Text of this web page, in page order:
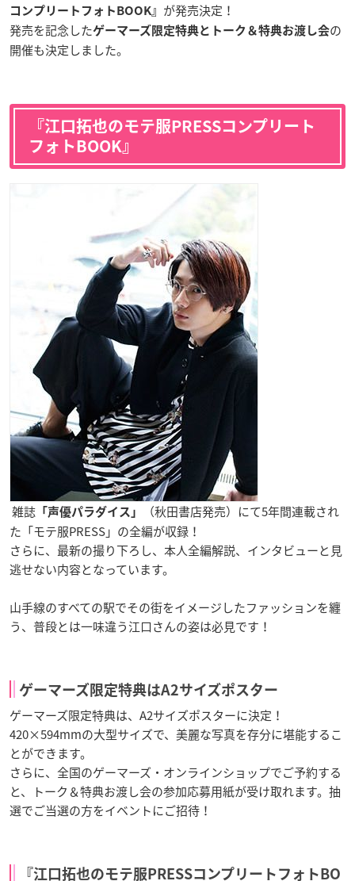
コンプリートフォトBOOK』 が発売決定！
発売を記念したゲーマーズ限定特典とトーク＆特典お渡し会の
開催も決定しました。
『江口拓也のモテ服PRESSコンプリート
フォトBOOK』
雑誌 「声優パラダイス」
（秋田書店発売）にて5年間連載され
た「モテ服PRESS」の全編が収録！
さらに、最新の撮り下ろし、本人全編解説、インタビューと見
逃せない内容となっています。
山手線のすべての駅でその街をイメージしたファッションを纏
う、普段とは一味違う江口さんの姿は必見です！
ゲーマーズ限定特典はA2サイズポスター
ゲーマーズ限定特典は、A2サイズポスターに決定！
420×594mmの大型サイズで、美麗な写真を存分に堪能するこ
とができます。
さらに、全国のゲーマーズ・オンラインショップでご予約する
と、トーク＆特典お渡し会の参加応募用紙が受け取れます。抽
選でご当選の方をイベントにご招待！
『江口拓也のモテ服 PRESSコンプリートフォト BO